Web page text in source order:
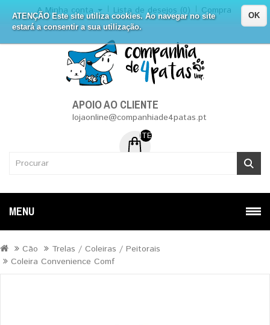
ATENÇÃO Este site utiliza cookies. Ao navegar no site
estará a consentir a sua utilização.
OK
A Minha conta Lista de desejos (0) Compra
APOIO AO CLIENTE
lojaonline@companhiade4patas.pt
ITEM (NS) DE 0 - 0.00€
MENU
Cão
Trelas / Coleiras / Peitorais
Coleira Convenience Comf